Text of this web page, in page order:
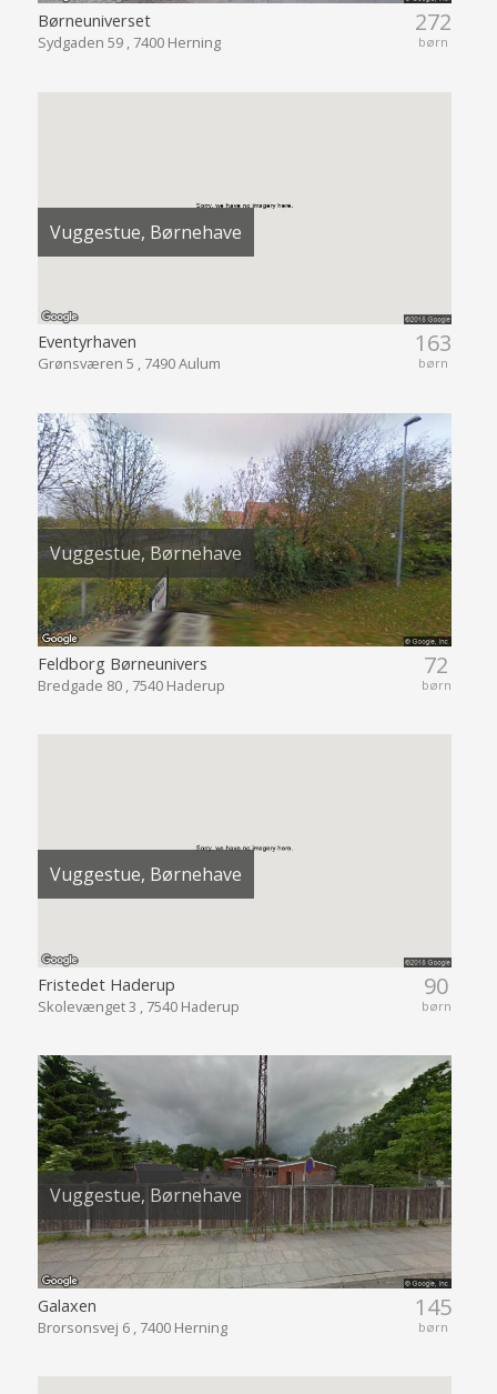
272
børn
Børneuniverset
Sydgaden 59 , 7400 Herning
Vuggestue, Børnehave
163
børn
Eventyrhaven
Grønsværen 5 , 7490 Aulum
Vuggestue, Børnehave
72
børn
Feldborg Børneunivers
Bredgade 80 , 7540 Haderup
Vuggestue, Børnehave
90
børn
Fristedet Haderup
Skolevænget 3 , 7540 Haderup
Vuggestue, Børnehave
145
børn
Galaxen
Brorsonsvej 6 , 7400 Herning